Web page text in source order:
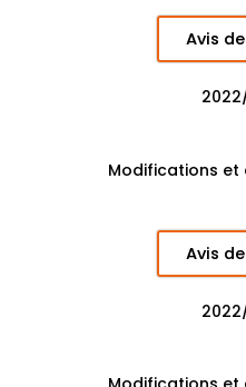
Avis
Modifications et
Avis